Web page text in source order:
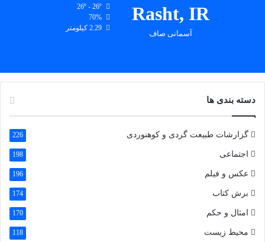
مطالب بیشتر
Rasht, IR
آسمانی صاف
26º - 26º
70%
2.29 کیلومتر
دسته بندی ها
گزارشات طبیعت گردی و کوهنوردی 226
اجتماعی 198
عکس و فیلم 196
برش کتاب 174
امثال و حکم 170
محیط زیست 118